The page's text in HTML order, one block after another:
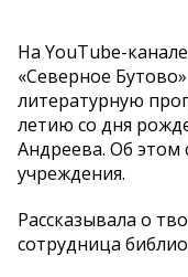
На YouTube-
«Северное
литературную
летию со дня
Андреева. Об этом
учреждения.
Рассказывала о
сотрудница